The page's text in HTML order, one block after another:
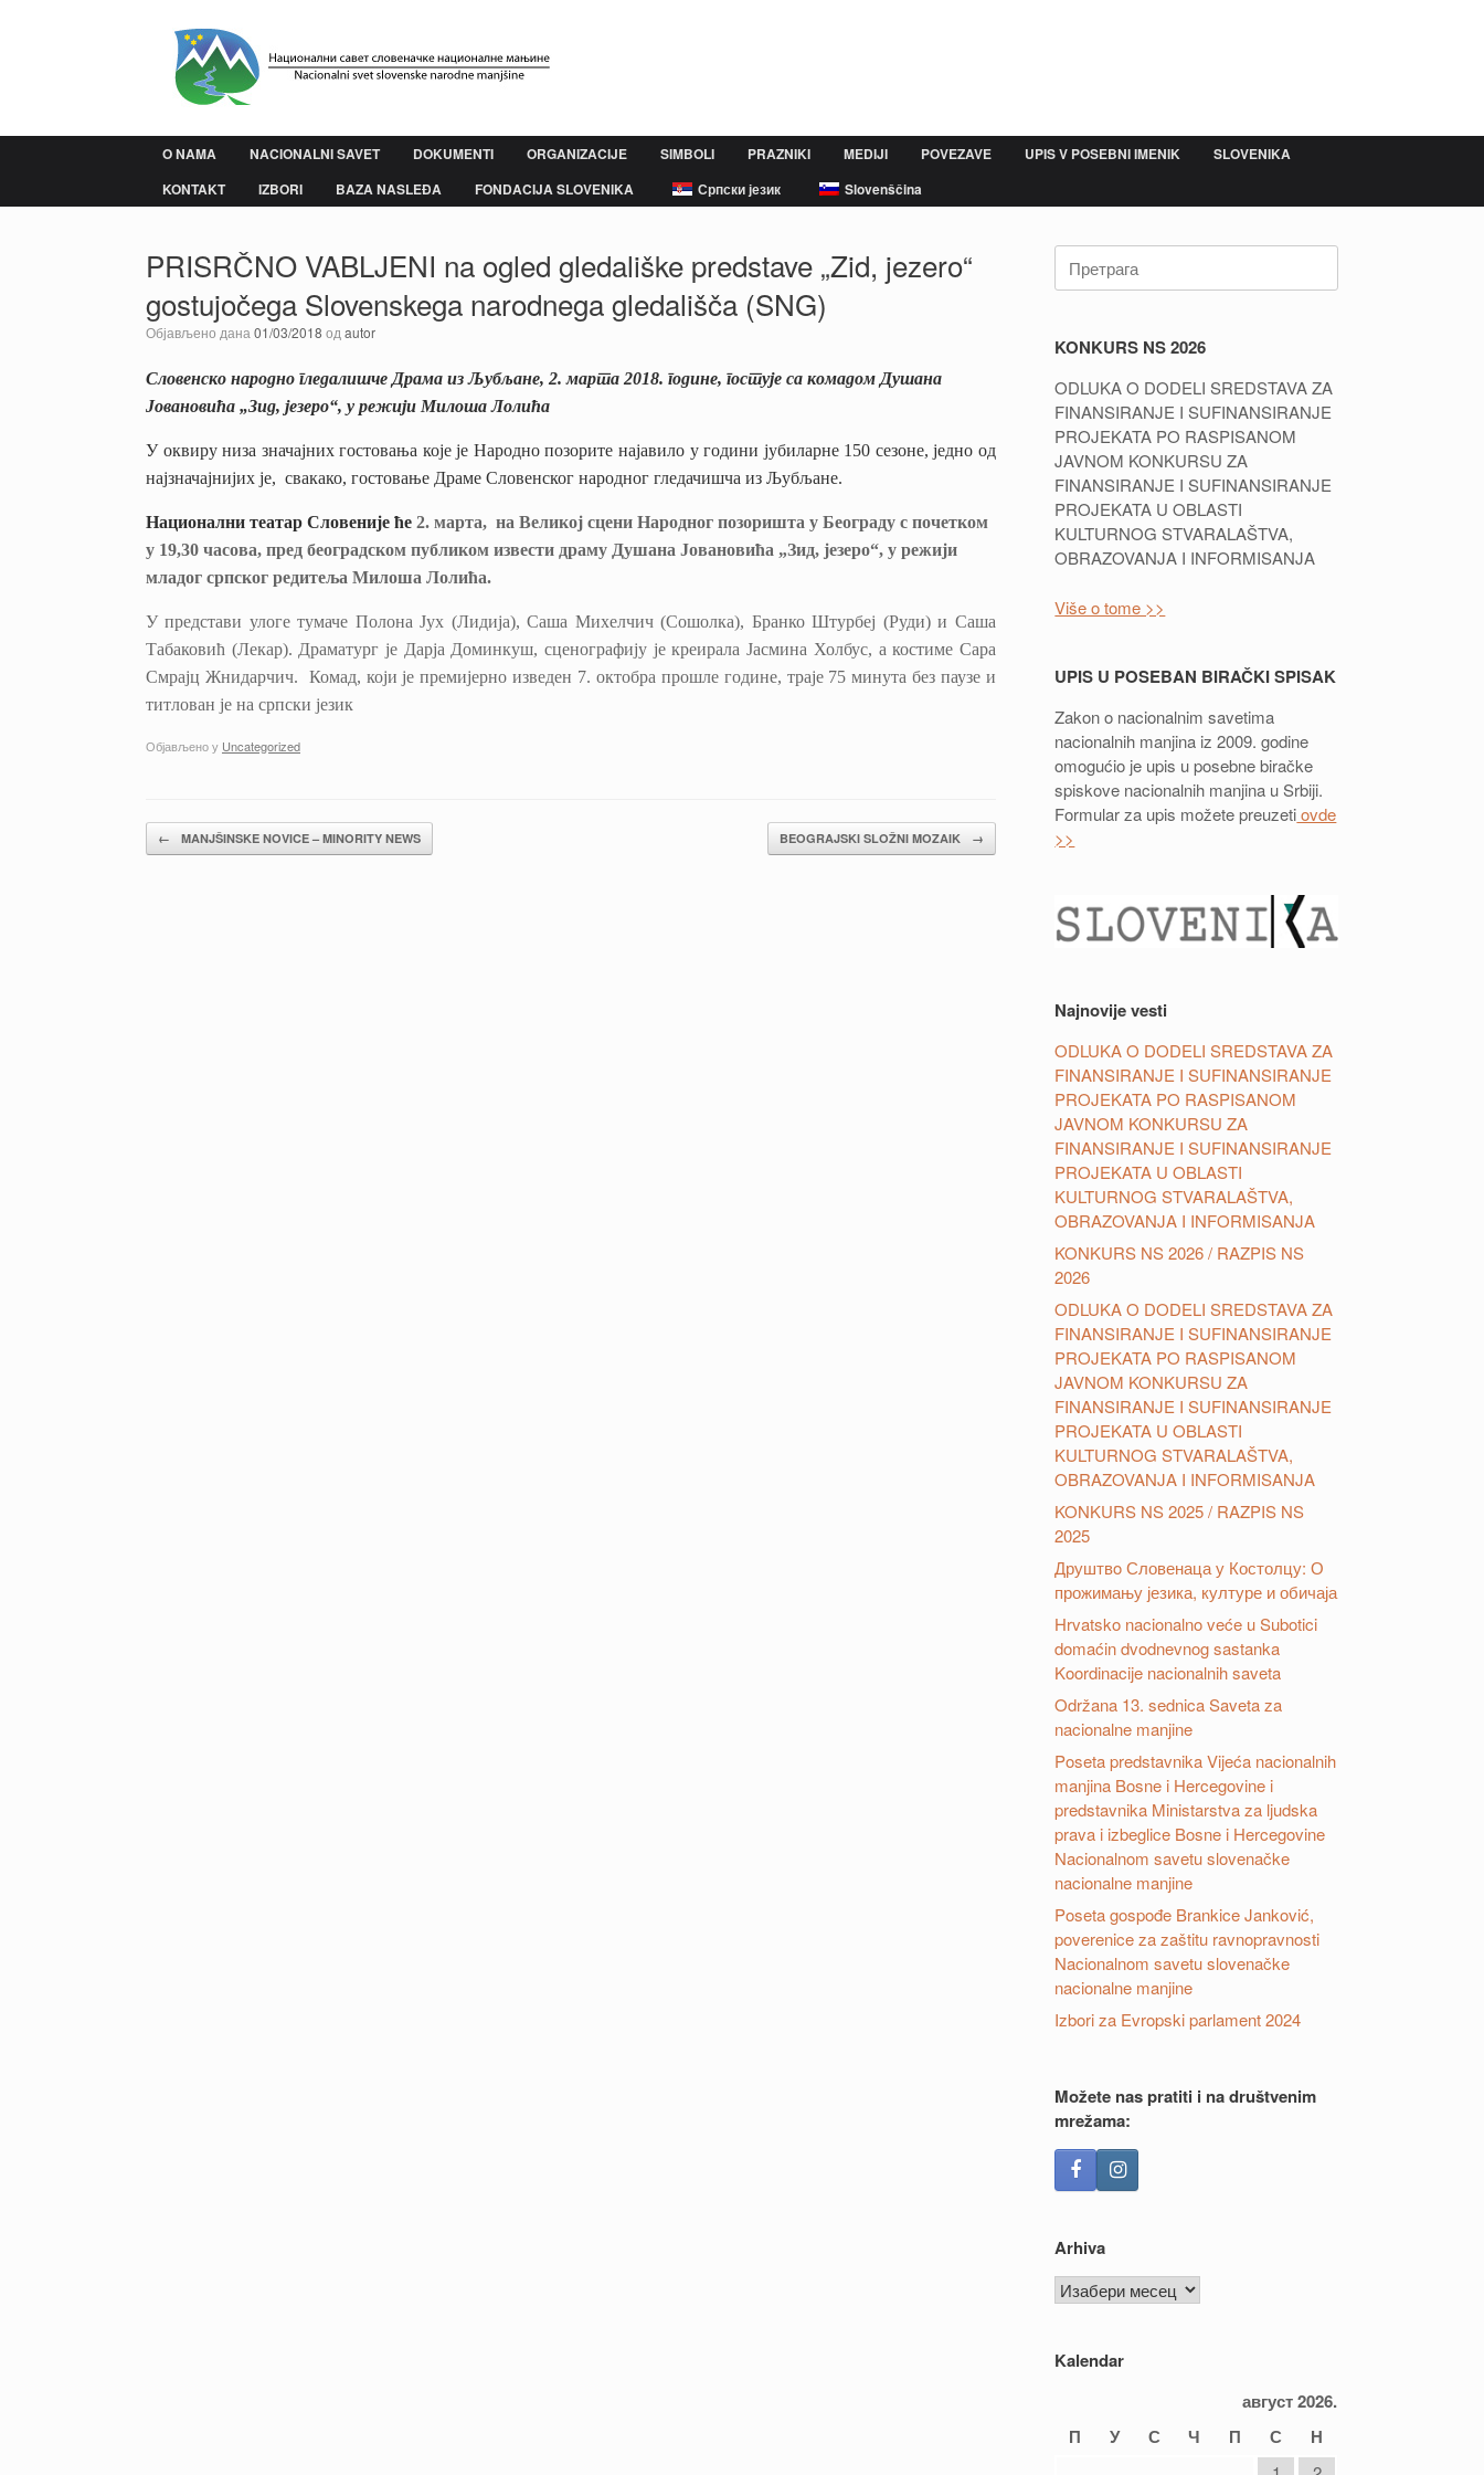
O NAMA NACIONALNI SAVET DOKUMENTI ORGANIZACIJE SIMBOLI PRAZNIKI MEDIJI POVEZAVE UPIS V POSEBNI IMENIK
SLOVENIKA
KONTAKT
IZBORI BAZA NASLEĐA FONDACIJA SLOVENIKA Српски језик Slovenščina
PRISRČNO VABLJENI na ogled gledališke predstave „Zid, jezero“
gostujočega Slovenskega narodnega gledališča (SNG)
Објављено дана 01/03/2018 од autor
Словенско народно гледалишче Драма из Љубљане, 2. марта 2018. године, гостује са комадом Душана
Јовановића „Зид, језеро“, у режији Милоша Лолића
У оквиру низа значајних гостовања које је Народно позорите најавило у години јубиларне 150 сезоне, једно од
најзначајнијих је, свакако, гостовање Драме Словенског народног гледачишча из Љубљане.
Национални театар Словеније ће 2. марта, на Великој сцени Народног позоришта у Београду с почетком
у 19,30 часова, пред београдском публиком извести драму Душана Јовановића „Зид, језеро“, у режији
младог српског редитеља Милоша Лолића.
У представи улоге тумаче Полона Јух (Лидија), Саша Михелчич (Сошолка), Бранко Штурбеј (Руди) и Саша
Табаковић (Лекар). Драматург је Дарја Доминкуш, сценографију је креирала Јасмина Холбус, а костиме Сара
Смрајц Жнидарчич. Комад, који је премијерно изведен 7. октобра прошле године, траје 75 минута без паузе и
титлован је на српски језик
Објављено у Uncategorized
Кретање чланака
← MANJŠINSKE NOVICE – MINORITY NEWS BEOGRAJSKI SLOŽNI MOZAIK →
KONKURS NS 2026
ODLUKA O DODELI SREDSTAVA ZA
FINANSIRANJE I SUFINANSIRANJE
PROJEKATA PO RASPISANOM
JAVNOM KONKURSU ZA
FINANSIRANJE I SUFINANSIRANJE
PROJEKATA U OBLASTI
KULTURNOG STVARALAŠTVA,
OBRAZOVANJA I INFORMISANJA
Više o tome >>
UPIS U POSEBAN BIRAČKI SPISAK
Zakon o nacionalnim savetima
nacionalnih manjina iz 2009. godine
omogućio je upis u posebne biračke
spiskove nacionalnih manjina u Srbiji.
Formular za upis možete preuzetiovde
>>
Najnovije vesti
ODLUKA O DODELI SREDSTAVA ZA
FINANSIRANJE I SUFINANSIRANJE
PROJEKATA PO RASPISANOM
JAVNOM KONKURSU ZA
FINANSIRANJE I SUFINANSIRANJE
PROJEKATA U OBLASTI
KULTURNOG STVARALAŠTVA,
OBRAZOVANJA I INFORMISANJA
KONKURS NS 2026 / RAZPIS NS
2026
ODLUKA O DODELI SREDSTAVA ZA
FINANSIRANJE I SUFINANSIRANJE
PROJEKATA PO RASPISANOM
JAVNOM KONKURSU ZA
FINANSIRANJE I SUFINANSIRANJE
PROJEKATA U OBLASTI
KULTURNOG STVARALAŠTVA,
OBRAZOVANJA I INFORMISANJA
KONKURS NS 2025 / RAZPIS NS
2025
Друштвo Словенаца у Костолцу: О
прожимању језика, културе и обичаја
Hrvatsko nacionalno veće u Subotici
domaćin dvodnevnog sastanka
Koordinacije nacionalnih saveta
Održana 13. sednica Saveta za
nacionalne manjine
Poseta predstavnika Vijeća nacionalnih
manjina Bosne i Hercegovine i
predstavnika Ministarstva za ljudska
prava i izbeglice Bosne i Hercegovine
Nacionalnom savetu slovenačke
nacionalne manjine
Poseta gospođe Brankice Janković,
poverenice za zaštitu ravnopravnosti
Nacionalnom savetu slovenačke
nacionalne manjine
Izbori za Evropski parlament 2024
Možete nas pratiti i na društvenim
mrežama:
Arhiva
Arhiva
Kalendar
август 2026.
П
У С Ч П С Н